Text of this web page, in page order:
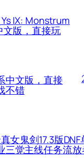
IX: Monstrum
文版，直接玩
中文版，直接
不错
女鬼剑17.3版DNF
三觉主线任务流